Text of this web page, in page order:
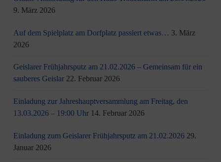
9. März 2026
Auf dem Spielplatz am Dorfplatz passiert etwas… 3. März
2026
Geislarer Frühjahrsputz am 21.02.2026 – Gemeinsam für ein
sauberes Geislar 22. Februar 2026
Einladung zur Jahreshauptversammlung am Freitag, den
13.03.2026 – 19:00 Uhr 14. Februar 2026
Einladung zum Geislarer Frühjahrsputz am 21.02.2026 29.
Januar 2026